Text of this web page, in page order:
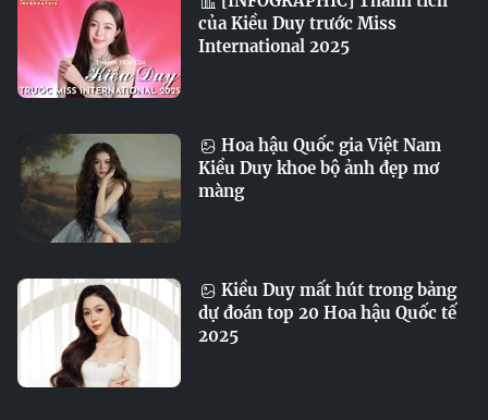
của Kiều Duy trước Miss
International 2025
Hoa hậu Quốc gia Việt Nam
Kiều Duy khoe bộ ảnh đẹp mơ
màng
Kiều Duy mất hút trong bảng
dự đoán top 20 Hoa hậu Quốc tế
2025